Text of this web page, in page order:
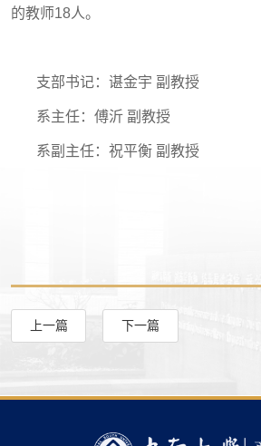
的教师18人。
支部书记： 谌金宇 副教授
系主任： 傅沂 副教授
系副主任： 祝平衡 副教授
上一篇 下一篇